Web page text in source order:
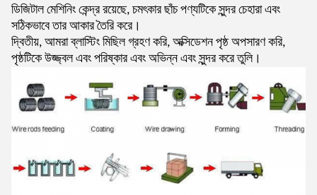
ডিজিটাল মেশিনিং কেন্দ্র রয়েছে, চমৎকার ছাঁচ পণ্যটিকে সুন্দর চেহারা এবং
সঠিকভাবে তার আকার তৈরি করে।
দ্বিতীয়, আমরা ব্লাস্টিং মিছিল গ্রহণ করি, অক্সিডেশন পৃষ্ঠ অপসারণ করি,
পৃষ্ঠটিকে উজ্জ্বল এবং পরিষ্কার এবং অভিন্ন এবং সুন্দর করে তুলি।